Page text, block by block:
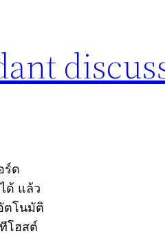
ร์ด
ด้ แล้ว
ตโนมัติ
โฮสต์